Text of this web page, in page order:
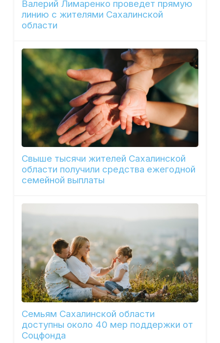
Валерий Лимаренко проведет прямую
линию с жителями Сахалинской
области
Свыше тысячи жителей Сахалинской
области получили средства ежегодной
семейной выплаты
Семьям Сахалинской области
доступны около 40 мер поддержки от
Соцфонда